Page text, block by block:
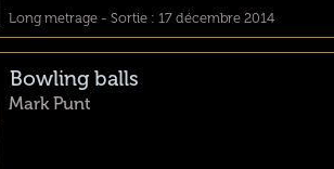
Long metrage - Sortie : 17 décembre 2014
Bowling balls
Mark Punt